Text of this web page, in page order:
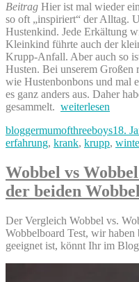
Beitrag Hier ist mal wieder
so oft „inspiriert“ der Alltag.
Hustenkind. Jede Erkältung
Kleinkind führte auch der
Krupp-Anfall. Aber auch so
Husten. Bei unserem Großen
wie Hustenbonbons und mal
es ganz anders aus. Daher
gesammelt. „Das
hat
Husten
was
hilft
gegen
bei
Kindern?
Tipps
weiterlesen
Autor
bloggermumofthreeboys
am
18.
erfahrung, krank, krupp,
Wobbel vs
der beiden
Der Vergleich Wobbel vs.
Wobbelboard Test, wir
geeignet ist, könnt Ihr im